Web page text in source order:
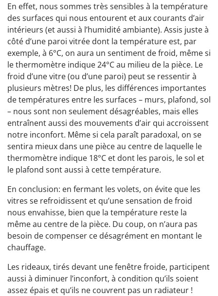
En effet, nous sommes très sensibles à la température
des surfaces qui nous entourent et aux courants d’air
intérieurs (et aussi à l’humidité ambiante). Assis juste à
côté d’une paroi vitrée dont la température est, par
exemple, à 6°C, on aura un sentiment de froid, même si
le thermomètre indique 24°C au milieu de la pièce. Le
froid d’une vitre (ou d’une paroi) peut se ressentir à
plusieurs mètres! De plus, les différences importantes
de températures entre les surfaces – murs, plafond, sol
– nous sont non seulement désagréables, mais elles
entraînent aussi des mouvements d’air qui accroissent
notre inconfort. Même si cela paraît paradoxal, on se
sentira mieux dans une pièce au centre de laquelle le
thermomètre indique 18°C et dont les parois, le sol et
le plafond sont aussi à cette température.
En conclusion: en fermant les volets, on évite que les
vitres se refroidissent et qu’une sensation de froid
nous envahisse, bien que la température reste la
même au centre de la pièce. Du coup, on n’aura pas
besoin de compenser ce désagrément en montant le
chauffage.
Les rideaux, tirés devant une fenêtre froide, participent
aussi à diminuer l’inconfort, à condition qu’ils soient
assez épais et qu’ils ne couvrent pas un radiateur !